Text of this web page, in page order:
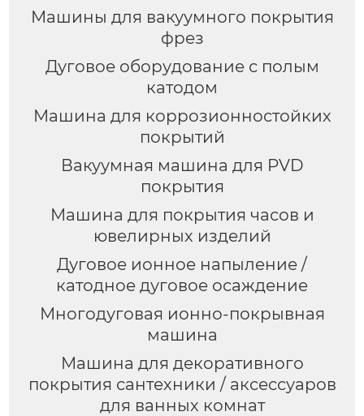
Машины для вакуумного покрытия
фрез
Дуговое оборудование с полым
катодом
Машина для коррозионностойких
покрытий
Вакуумная машина для PVD
покрытия
Машина для покрытия часов и
ювелирных изделий
Дуговое ионное напыление /
катодное дуговое осаждение
Многодуговая ионно-покрывная
машина
Машина для декоративного
покрытия сантехники / аксессуаров
для ванных комнат